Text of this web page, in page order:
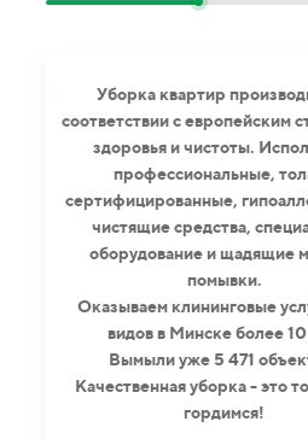
Уборка квартир
соответствии с европейским
здоровья и чистоты.
профессиональные,
сертифицированные,
чистящие средства,
оборудование и щадящие
помывки.
Оказываем клининговые
видов в Минске более 10
Вымыли уже 5 471
Качественная уборка - это
гордимся!